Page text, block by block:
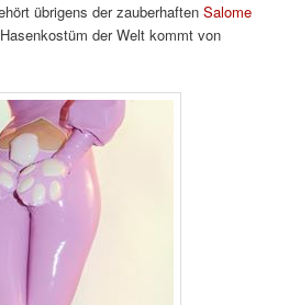
übrigens der zauberhaftenSalome
der Welt kommt von